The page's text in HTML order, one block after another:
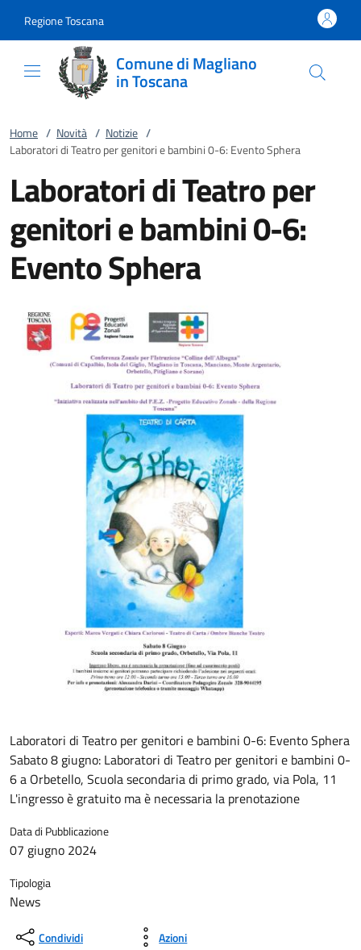
Regione Toscana
Comune di Magliano
in Toscana
Home / Novità / Notizie /
Laboratori di Teatro per genitori e bambini 0-6: Evento Sphera
Laboratori di Teatro per
genitori e bambini 0-6:
Evento Sphera
Laboratori di Teatro per genitori e bambini 0-6: Evento Sphera
Sabato 8 giugno: Laboratori di Teatro per genitori e bambini 0-
6 a Orbetello, Scuola secondaria di primo grado, via Pola, 11
L'ingresso è gratuito ma è necessaria la prenotazione
Data di Pubblicazione
07 giugno 2024
Tipologia
News
Condividi Azioni